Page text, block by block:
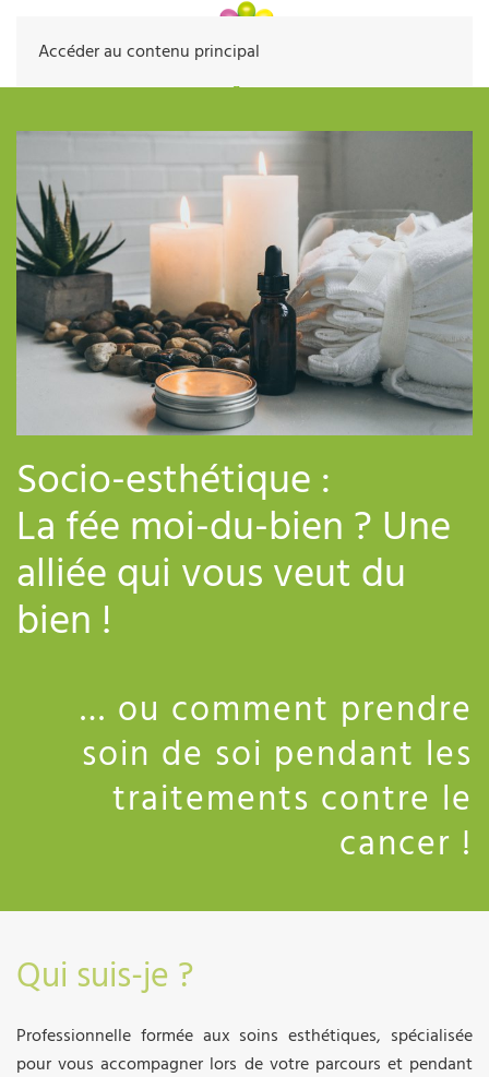
Accéder au contenu principal
Socio-esthétique :
La fée moi-du-bien ? Une
alliée qui vous veut du
bien !
… ou comment prendre
soin de soi pendant les
traitements contre le
cancer !
Qui suis-je ?
Professionnelle formée aux soins esthétiques, spécialisée
pour vous accompagner lors de votre parcours et pendant